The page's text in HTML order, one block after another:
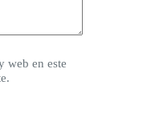
web en este